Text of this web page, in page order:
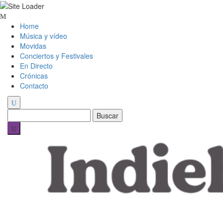
Skip
content
Home
Música y vídeo
Movidas
Conciertos y Festivales
En Directo
Crónicas
Contacto